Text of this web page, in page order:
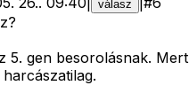
válasz
5. gen besorolásnak. Mert